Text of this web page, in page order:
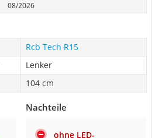
08/2026
Rcb Tech R15
Lenker
104 cm
Nachteile
ohne LED-